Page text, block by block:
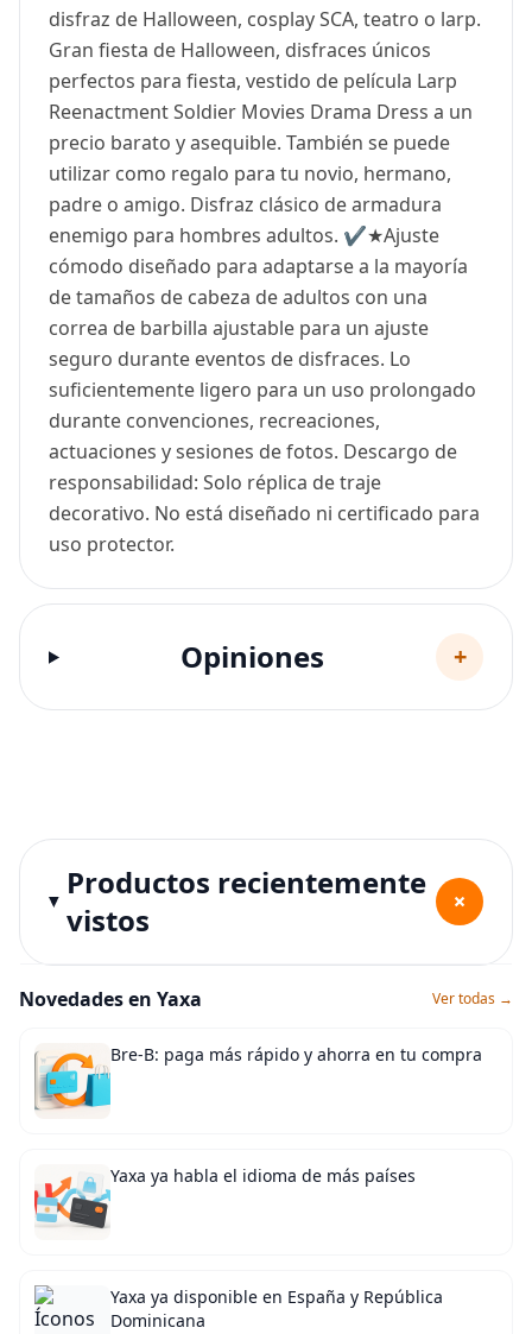
disfraz de Halloween, cosplay SCA, teatro o larp.
Gran fiesta de Halloween, disfraces únicos
perfectos para fiesta, vestido de película Larp
Reenactment Soldier Movies Drama Dress a un
precio barato y asequible. También se puede
utilizar como regalo para tu novio, hermano,
padre o amigo. Disfraz clásico de armadura
enemigo para hombres adultos. ✔️★Ajuste
cómodo diseñado para adaptarse a la mayoría
de tamaños de cabeza de adultos con una
correa de barbilla ajustable para un ajuste
seguro durante eventos de disfraces. Lo
suficientemente ligero para un uso prolongado
durante convenciones, recreaciones,
actuaciones y sesiones de fotos. Descargo de
responsabilidad: Solo réplica de traje
decorativo. No está diseñado ni certificado para
uso protector.
Opiniones +
Productos recientemente
vistos
+
Novedades en Yaxa Ver todas →
Bre-B: paga más rápido y ahorra en tu compra
Yaxa ya habla el idioma de más países
Yaxa ya disponible en España y República
Dominicana